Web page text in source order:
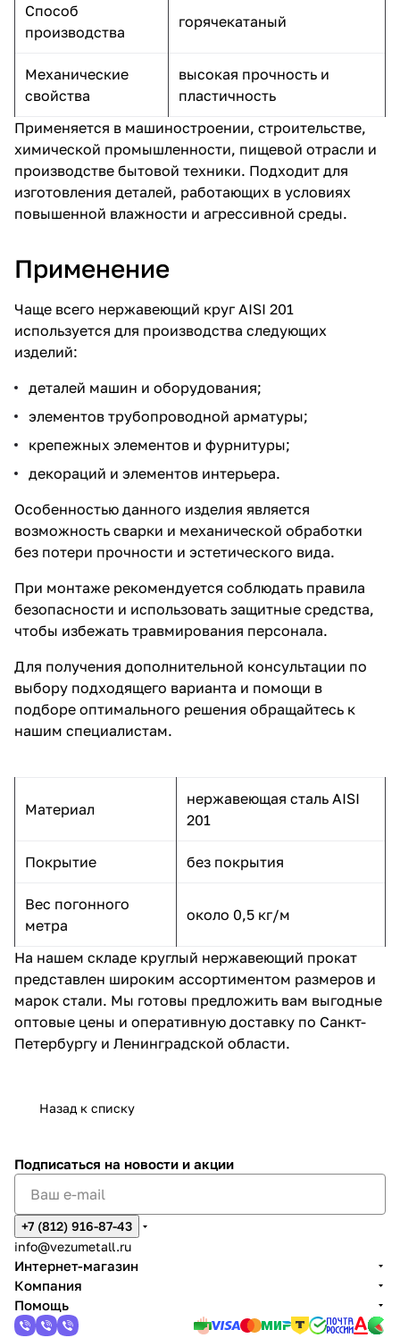
Способ
производства
горячекатаный
Механические
свойства
высокая прочность и
пластичность
Применяется в машиностроении, строительстве,
химической промышленности, пищевой отрасли и
производстве бытовой техники. Подходит для
изготовления деталей, работающих в условиях
повышенной влажности и агрессивной среды.
Применение
Чаще всего нержавеющий круг AISI 201
используется для производства следующих
изделий:
деталей машин и оборудования;
элементов трубопроводной арматуры;
крепежных элементов и фурнитуры;
декораций и элементов интерьера.
Особенностью данного изделия является
возможность сварки и механической обработки
без потери прочности и эстетического вида.
При монтаже рекомендуется соблюдать правила
безопасности и использовать защитные средства,
чтобы избежать травмирования персонала.
Для получения дополнительной консультации по
выбору подходящего варианта и помощи в
подборе оптимального решения обращайтесь к
нашим специалистам.
Материал
нержавеющая сталь AISI
201
Покрытие без покрытия
Вес погонного
метра
около 0,5 кг/м
На нашем складе круглый нержавеющий прокат
представлен широким ассортиментом размеров и
марок стали. Мы готовы предложить вам выгодные
оптовые цены и оперативную доставку по Санкт-
Петербургу и Ленинградской области.
Назад к списку
Подписаться на новости и акции
+7 (812) 916-87-43
info@vezumetall.ru
Интернет-магазин
Компания
Помощь